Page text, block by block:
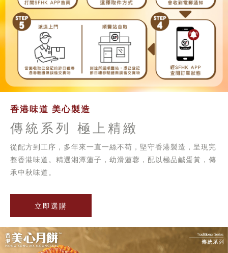
香港味道 美心製造
傳統系列 極上精緻
從配方到工序，多年來一直一絲不苟，堅守香港製造，呈現完
整香港味道。精選湘潭蓮子，幼滑蓮蓉，配以極品鹹蛋黃，傳
承中秋味道。
立即選購